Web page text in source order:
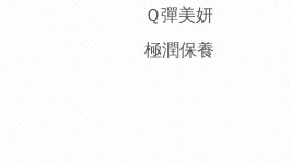
Ｑ彈美妍
極潤保養